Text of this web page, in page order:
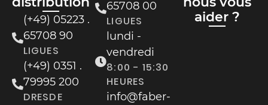
(+49) 05223 .
65708 90
LIGUES
(+49) 0351 .
79995 200
DRESDE
65708 00
LIGUES
lundi -
vendredi
8:00 - 15:30
HEURES
info@faber-
aider ?